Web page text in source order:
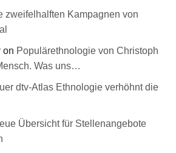
zweifelhalften Kampagnen von
on Populärethnologie von Christoph
Was uns…
dtv-Atlas Ethnologie verhöhnt die
Übersicht für Stellenangebote